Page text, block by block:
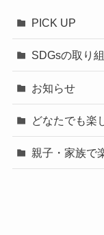
PICK UP
SDGsの取り
お知らせ
どなたでも楽
親子・家族で